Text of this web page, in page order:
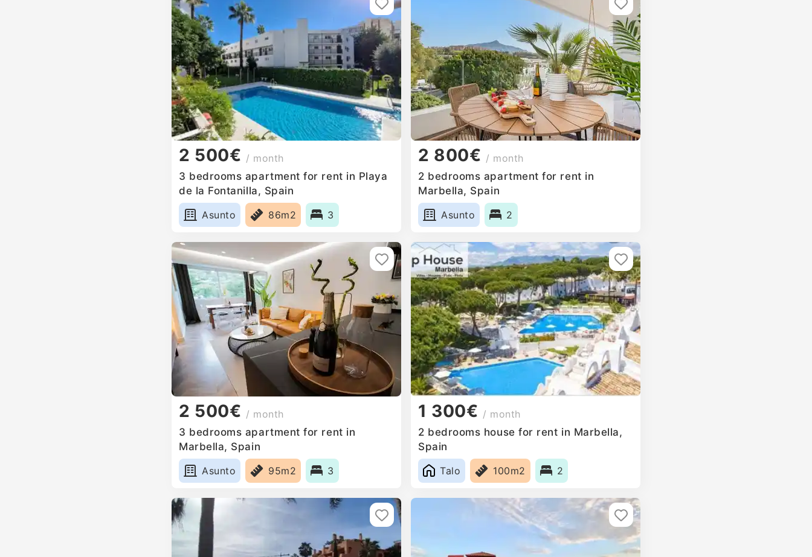
2 500€ / month
3 bedrooms apartment for rent in Playa
de la Fontanilla, Spain
Asunto
86m2 3
2 800€ / month
2 bedrooms apartment for rent in
Marbella, Spain
Asunto
2
2 500€ / month
3 bedrooms apartment for rent in
Marbella, Spain
Asunto
95m2 3
1 300€ / month
2 bedrooms house for rent in Marbella,
Spain
Talo
100m2 2